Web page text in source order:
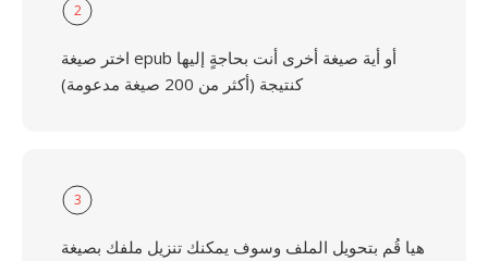
2
اختر صيغة epub أو أية صيغة أخرى أنت بحاجةٍ إليها
كنتيجة (أكثر من 200 صيغة مدعومة)
3
هيا قُم بتحويل الملف وسوف يمكنك تنزيل ملفك بصيغة